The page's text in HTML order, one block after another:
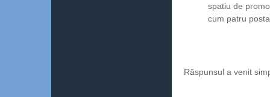
spatiu de
cum patru
Răspunsul a venit